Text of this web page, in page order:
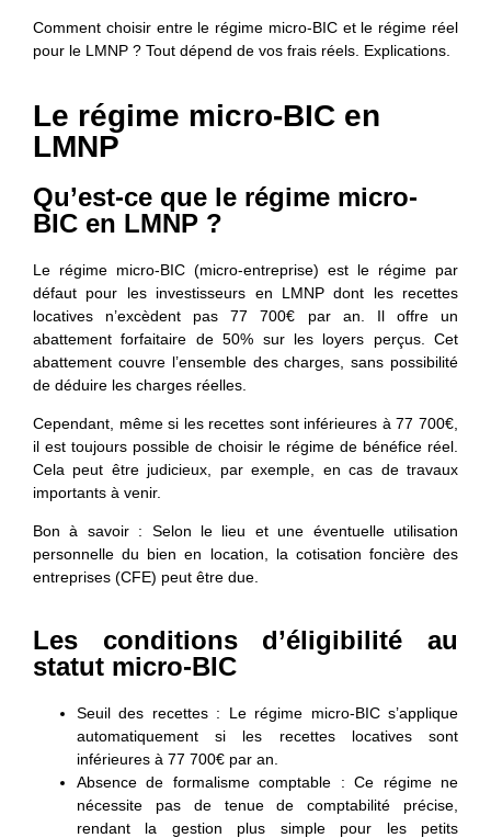
Comment choisir entre le régime micro-BIC et le régime réel
pour le LMNP ? Tout dépend de vos frais réels. Explications.
Le régime micro-BIC en
LMNP
Qu’est-ce que le régime micro-
BIC en LMNP ?
Le régime micro-BIC (micro-entreprise) est le régime par
défaut pour les investisseurs en LMNP dont les recettes
locatives n’excèdent pas 77 700€ par an. Il offre un
abattement forfaitaire de 50% sur les loyers perçus. Cet
abattement couvre l’ensemble des charges, sans possibilité
de déduire les charges réelles.
Cependant, même si les recettes sont inférieures à 77 700€,
il est toujours possible de choisir le régime de bénéfice réel.
Cela peut être judicieux, par exemple, en cas de travaux
importants à venir.
Bon à savoir: Selon le lieu et une éventuelle utilisation
personnelle du bien en location, la cotisation foncière des
entreprises (CFE) peut être due.
Les conditions d’éligibilité au
statut micro-BIC
Seuil des recettes: Le régime micro-BIC s’applique
automatiquement si les recettes locatives sont
inférieures à 77 700€ par an.
Absence de formalisme comptable : Ce régime ne
nécessite pas de tenue de comptabilité précise,
rendant la gestion plus simple pour les petits